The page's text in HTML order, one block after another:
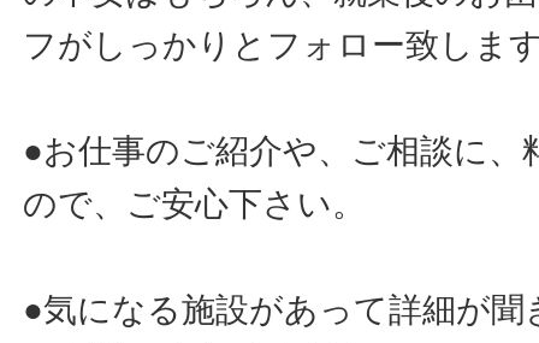
フがしっかりとフォロー致しま
●お仕事のご紹介や、ご相談に
ので、ご安心下さい。
●気になる施設があって詳細が